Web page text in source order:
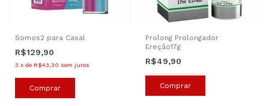
Somos2 para Casal
R$129,90
3 x de R$43,30 sem juros
Prolong Prolongador
Ereção17g
R$49,90